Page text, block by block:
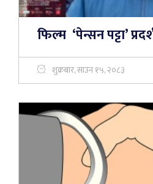
फिल्म ‘पेन्सन पट्टा’
शुक्रबार, साउन १५, २०८३